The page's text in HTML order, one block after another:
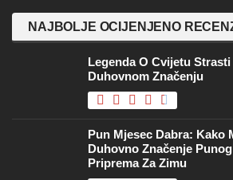
NAJBOLJE OCIJENJENO
Legenda O Cvijetu
Duhovnom Značenju
Pun Mjesec Dabra: Kako
Duhovno Značenje
Priprema Za Zimu